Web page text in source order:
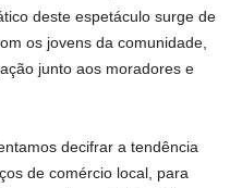
deste espetáculo surge de
os jovens da comunidade,
junto aos moradores e
decifrar a tendência
de comércio local, para